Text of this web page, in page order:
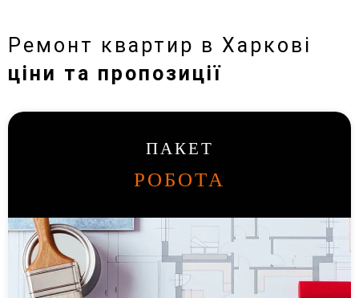
Ремонт квартир в Харкові
ціни та пропозиції
ПАКЕТ
РОБОТА